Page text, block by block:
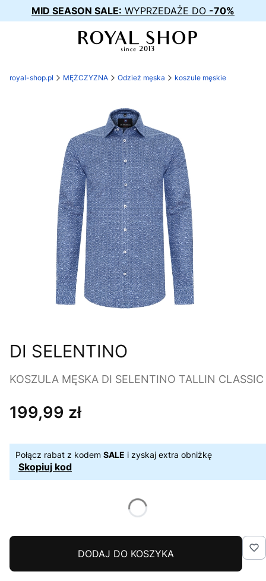
MID SEASON SALE: WYPRZEDAŻE DO -70%
royal-shop.pl MĘŻCZYZNA Odzież męska koszule męskie
DI SELENTINO
KOSZULA MĘSKA DI SELENTINO TALLIN CLASSIC
Cena
199,99 zł
Połącz rabat z kodem SALE i zyskaj extra obniżkę
Skopiuj kod
DODAJ DO KOSZYKA